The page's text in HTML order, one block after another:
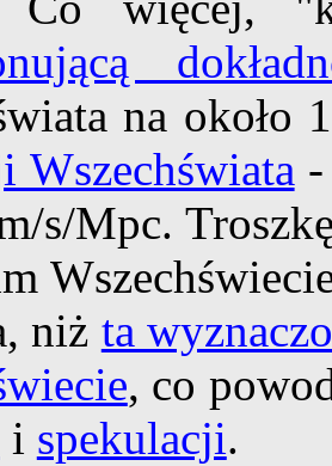
na
Wszechświata
s/Mpc.
niż ta
, co
i spekulacji.